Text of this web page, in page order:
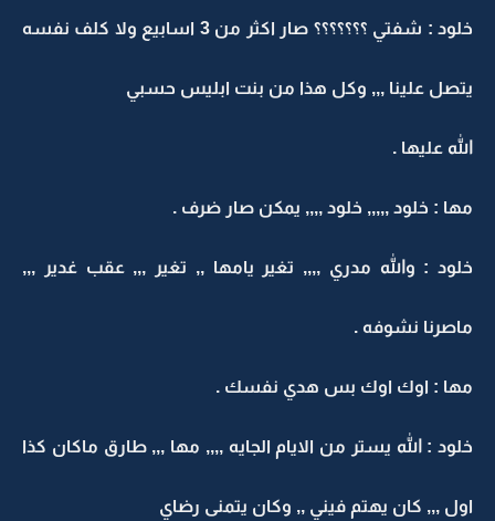
خلود : شفتي ؟؟؟؟؟؟؟ صار اكثر من 3 اسابيع ولا كلف نفسه
يتصل علينا ,,, وكل هذا من بنت ابليس حسبي
الله عليها .
مها : خلود ,,,,, خلود ,,,, يمكن صار ضرف .
خلود : والله مدري ,,,, تغير يامها ,, تغير ,,, عقب غدير ,,,
ماصرنا نشوفه .
مها : اوك اوك بس هدي نفسك .
خلود : الله يستر من الايام الجايه ,,,, مها ,,, طارق ماكان كذا
اول ,,, كان يهتم فيني ,, وكان يتمنى رضاي